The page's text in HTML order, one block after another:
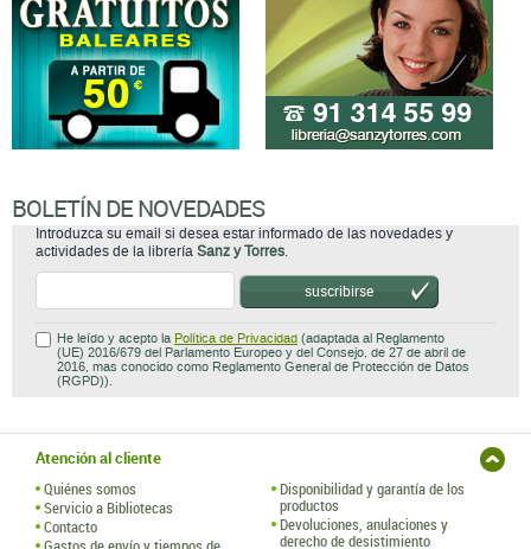
BOLETÍN DE NOVEDADES
Introduzca su email si desea estar informado de las novedades y
actividades de la librería Sanz y Torres.
suscribirse
He leído y acepto la Política de Privacidad (adaptada al Reglamento
(UE) 2016/679 del Parlamento Europeo y del Consejo, de 27 de abril de
2016, mas conocido como Reglamento General de Protección de Datos
(RGPD)).
Atención al cliente
Quiénes somos
Servicio a Bibliotecas
Contacto
Disponibilidad y garantía de los
productos
Devoluciones, anulaciones y
derecho de desistimiento